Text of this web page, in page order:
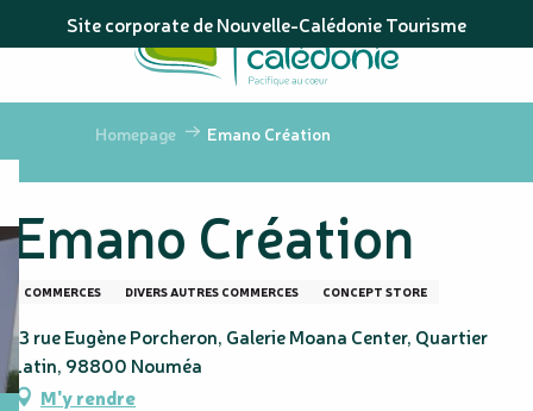
au
principal
Site corporate de Nouvelle-Calédonie Tourisme
Homepage Emano Création
Emano Création
COMMERCES DIVERS AUTRES COMMERCES CONCEPT STORE
13 rue Eugène Porcheron, Galerie Moana Center, Quartier
Latin, 98800 Nouméa
M'y rendre